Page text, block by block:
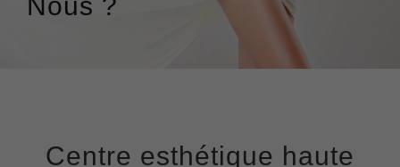
Centre esthétique haute